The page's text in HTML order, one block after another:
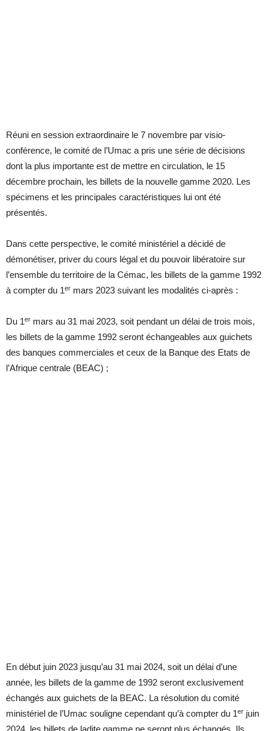
Réuni en session extraordinaire le 7 novembre par visio-
conférence, le comité de l’Umac a pris une série de décisions
dont la plus importante est de mettre en circulation, le 15
décembre prochain, les billets de la nouvelle gamme 2020. Les
spécimens et les principales caractéristiques lui ont été
présentés.
Dans cette perspective, le comité ministériel a décidé de
démonétiser, priver du cours légal et du pouvoir libératoire sur
l’ensemble du territoire de la Cémac, les billets de la gamme 1992
à compter du 1er mars 2023 suivant les modalités ci-après :
Du 1er mars au 31 mai 2023, soit pendant un délai de trois mois,
les billets de la gamme 1992 seront échangeables aux guichets
des banques commerciales et ceux de la Banque des Etats de
l’Afrique centrale (BEAC) ;
En début juin 2023 jusqu’au 31 mai 2024, soit un délai d’une
année, les billets de la gamme de 1992 seront exclusivement
échangés aux guichets de la BEAC. La résolution du comité
ministériel de l’Umac souligne cependant qu’à compter du 1er juin